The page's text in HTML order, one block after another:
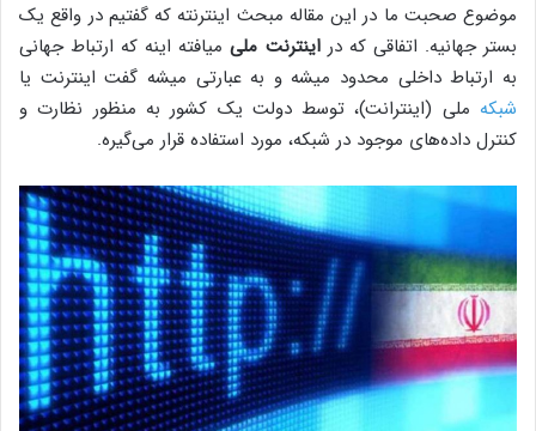
موضوع صحبت ما در این مقاله مبحث اینترنته که گفتیم در واقع یک
بستر جهانیه. اتفاقی که دراینترنت ملیمیافته اینه که ارتباط جهانی
به ارتباط داخلی محدود میشه و به عبارتی میشه گفت اینترنت یا
شبکه ملی (اینترانت)، توسط دولت یک کشور به منظور نظارت و
کنترل داده‌های موجود در شبکه، مورد استفاده قرار می‌گیره.